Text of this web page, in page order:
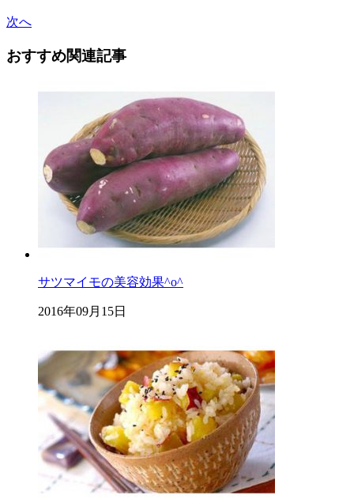
次へ
おすすめ関連記事
サツマイモの美容効果^o^
2016年09月15日